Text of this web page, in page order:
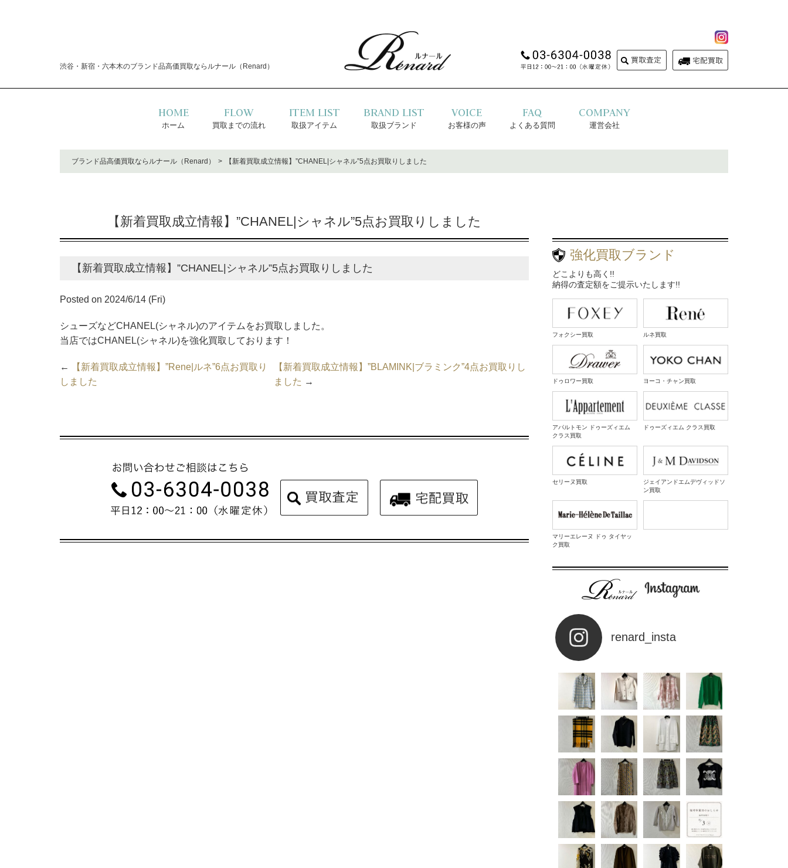
渋谷・新宿・六本木のブランド品高価買取ならルナール（Renard）
HOME
ホーム
FLOW
買取までの流れ
ITEM LIST
取扱アイテム
BRAND LIST
取扱ブランド
VOICE
お客様の声
FAQ
よくある質問
COMPANY
運営会社
ブランド品高価買取ならルナール（Renard） 【新着買取成立情報】”CHANEL|シャネル”5点お買取りしました
【新着買取成立情報】”CHANEL|シャネル”5点お買取りしました
【新着買取成立情報】”CHANEL|シャネル”5点お買取りしました
Posted on 2024/6/14 (Fri)
シューズなどCHANEL(シャネル)のアイテムをお買取しました。
当店ではCHANEL(シャネル)を強化買取しております！
←
【新着買取成立情報】”Rene|ルネ”6点お買取り
しました
【新着買取成立情報】”BLAMINK|ブラミンク”4点お買取りし
ました →
強化買取ブランド
どこよりも高く!!
納得の査定額をご提示いたします!!
フォクシー買取 ルネ買取
ドゥロワー買取 ヨーコ・チャン買取
アパルトモン ドゥーズィエム
クラス買取
ドゥーズィエム クラス買取
セリーヌ買取
ジェイアンドエムデヴィッドソ
ン買取
マリーエレーヌ ドゥ タイヤッ
ク買取
renard_insta